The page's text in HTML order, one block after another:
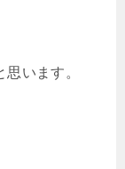
います。